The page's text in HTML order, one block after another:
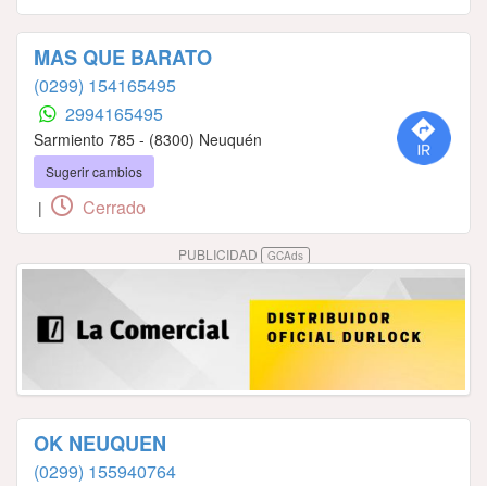
MAS QUE BARATO
(0299) 154165495
2994165495
Sarmiento 785 - (8300) Neuquén
Sugerir cambios
| Cerrado
PUBLICIDAD GCAds
OK NEUQUEN
(0299) 155940764